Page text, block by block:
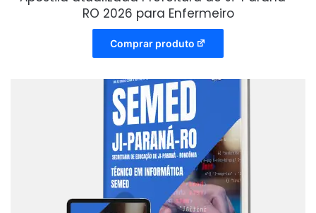
RO 2026 para Enfermeiro
Comprar produto